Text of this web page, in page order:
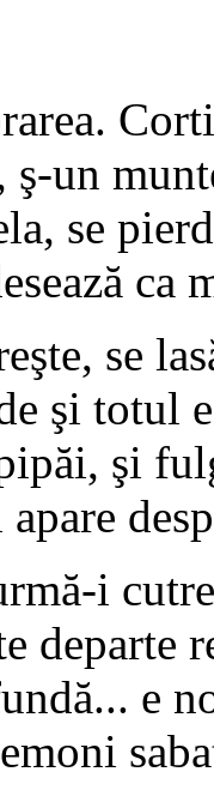
ş-un
se
ca
se
şi totul
şi
i
departe
e